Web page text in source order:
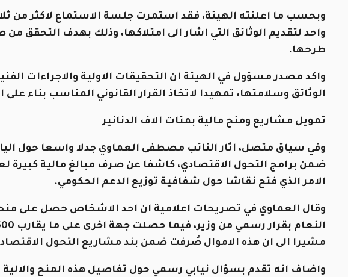
وبحسب ما اعلنته الهيئة، فقد استمرت جلسة الاستماع لاكثر من
واحد لتقديم الوثائق التي اشار الى امتلاكها، وذلك بهدف التحقق
طرحها.
واكد مصدر مسؤول في الهيئة ان التحقيقات الاولية والاجراءات
الوثائق وسلامتها، تمهيدا لاتخاذ القرار القانوني المناسب بناء على
تمويل مشاريع ومنح مالية بمئات الاف الدنانير
وفي سياق متصل، اثار النائب مصطفى العماوي جدلا واسعا حول
ضمن برامج التحول الاقتصادي، كاشفا عن صرف مبالغ مالية كبيرة
الامر الذي فتح نقاشا حول شفافية توزيع الدعم الحكومي.
مشيرا الى ان هذه الاموال صُرفت ضمن بند مشاريع التحول
واضاف انه تقدم بسؤال نيابي رسمي حول تفاصيل هذه المنح والالية